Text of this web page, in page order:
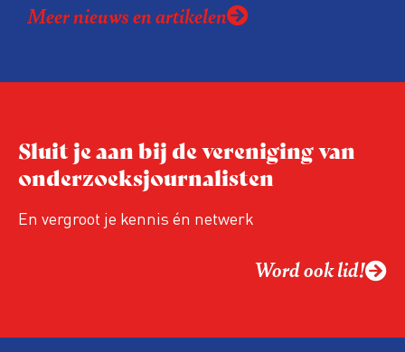
VVOJ en beschik je over de talenten die
verder.
Meer nieuws en artikelen
Sluit je aan bij de vereniging van
onderzoeksjournalisten
En vergroot je kennis én netwerk
Word ook lid!